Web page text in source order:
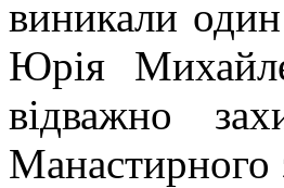
виникали
Юрія
відважно
Манастирного